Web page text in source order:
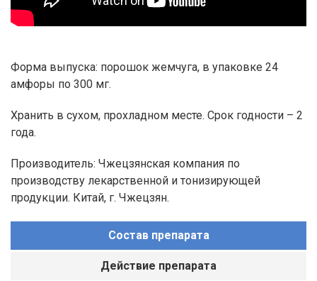
Форма выпуска: порошок жемчуга, в упаковке 24
амфоры по 300 мг.
Хранить в сухом, прохладном месте. Срок годности – 2
года.
Производитель: Чжецзянская компания по
производству лекарственной и тонизирующей
продукции. Китай, г. Чжецзян.
Состав препарата
Действие препарата